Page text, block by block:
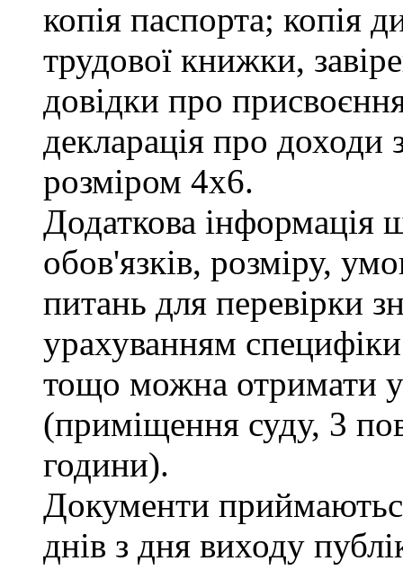
копія паспорта; копія
трудової книжки,
довідки про
декларація про доходи
розміром 4х6.
Додаткова інформація
обов'язків, розміру,
питань для перевірки
урахуванням
тощо можна отримати у
(приміщення суду, 3
години).
Документи
днів з дня виходу